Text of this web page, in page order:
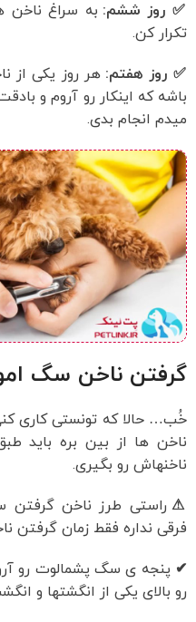
✅ روز ششم: به سراغ ناخن
تکرار کن.
✅ روز هفتم: هر روز یکی از
باشه که اینکار رو آروم و
میدم انجام بدی.
گرفتن ناخن سگ
خُب… حالا که تونستی کاری
ناخن ها از بین بره باید
ناخنهاش رو بگیری.
⚠ راستی طرز ناخن گرفتن
فرقی نداره فقط زمان گرفتن
✔ پنجه ی سگ پشمالوت رو
رو بالای یکی از انگشتها و